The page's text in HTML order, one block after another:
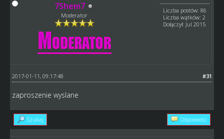
7Shem7
Moderator
Liczba postów: 86
Liczba wątków: 2
Dołączył: Jul 2015
#31
2017-01-11, 09:17:48
zaproszenie wyslane
Szukaj Odpowiedz